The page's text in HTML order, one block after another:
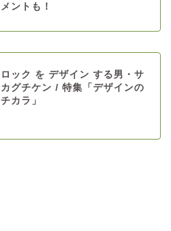
メントも！
ロック を デザイン する男・サ
カグチケン / 特集「デザインの
チカラ」